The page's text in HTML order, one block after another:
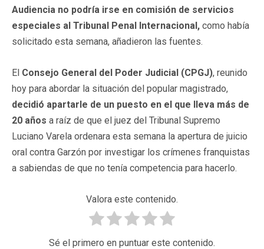
Audiencia no podría irse en comisión de servicios
especiales al Tribunal Penal Internacional, como había
solicitado esta semana, añadieron las fuentes.
El Consejo General del Poder Judicial (CPGJ), reunido
hoy para abordar la situación del popular magistrado,
decidió apartarle de un puesto en el que lleva más de
20 años a raíz de que el juez del Tribunal Supremo
Luciano Varela ordenara esta semana la apertura de juicio
oral contra Garzón por investigar los crímenes franquistas
a sabiendas de que no tenía competencia para hacerlo.
Valora este contenido.
Sé el primero en puntuar este contenido.